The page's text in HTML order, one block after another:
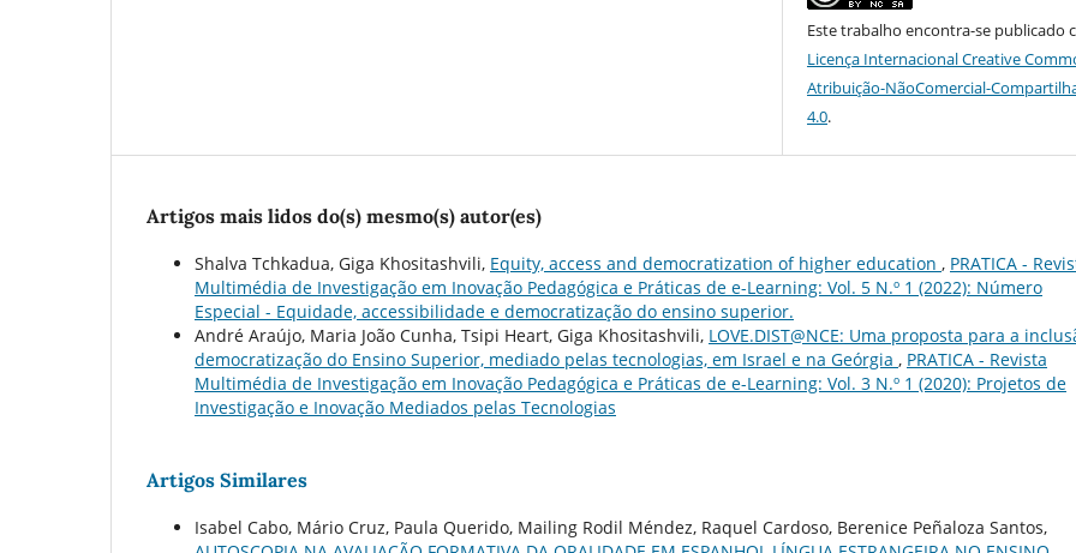
Este trabalho encontra-se publicado
Licença Internacional Creative
Atribuição-NãoComercial-
4.0.
Artigos mais lidos do(s) mesmo(s) autor(es)
Shalva Tchkadua, Giga Khositashvili, Equity, access and democratization of higher education , PRATICA -
Multimédia de Investigação em Inovação Pedagógica e Práticas de e-Learning: Vol. 5 N.º 1 (2022): Número
Especial - Equidade, accessibilidade e democratização do ensino superior.
André Araújo, Maria João Cunha, Tsipi Heart, Giga Khositashvili, LOVE.DIST@NCE: Uma proposta para a
democratização do Ensino Superior, mediado pelas tecnologias, em Israel e na Geórgia , PRATICA - Revista
Multimédia de Investigação em Inovação Pedagógica e Práticas de e-Learning: Vol. 3 N.º 1 (2020): Projetos de
Investigação e Inovação Mediados pelas Tecnologias
Artigos Similares
Isabel Cabo, Mário Cruz, Paula Querido, Mailing Rodil Méndez, Raquel Cardoso, Berenice Peñaloza Santos,